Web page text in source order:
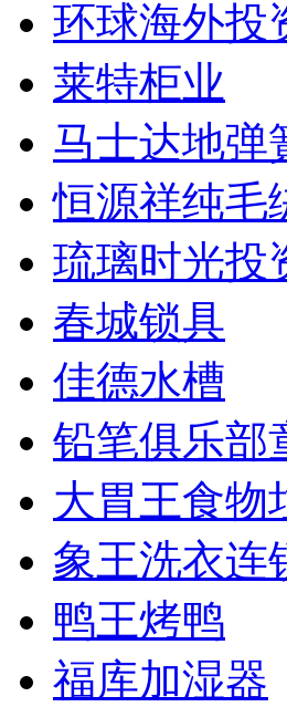
环球海外投
莱特柜业
马士达地弹
恒源祥纯毛
琉璃时光投
春城锁具
佳德水槽
铅笔俱乐部
大胃王食物
象王洗衣连
鸭王烤鸭
福库加湿器